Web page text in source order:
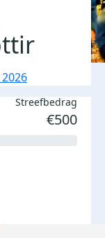
Streefbedrag
€500